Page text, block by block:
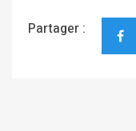
Partager :